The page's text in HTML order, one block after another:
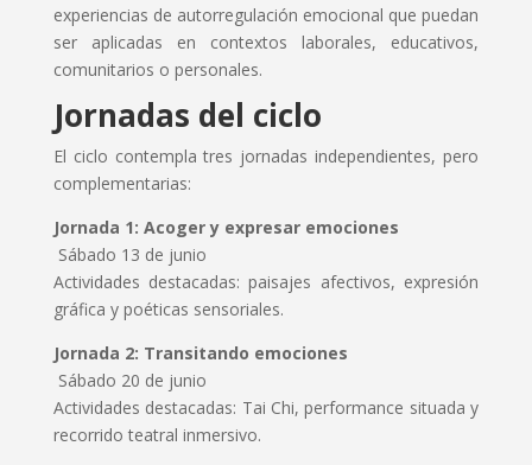
experiencias de autorregulación emocional que puedan
ser aplicadas en contextos laborales, educativos,
comunitarios o personales.
Jornadas del ciclo
El ciclo contempla tres jornadas independientes, pero
complementarias:
Jornada 1: Acoger y expresar emociones
Sábado 13 de junio
Actividades destacadas: paisajes afectivos, expresión
gráfica y poéticas sensoriales.
Jornada 2: Transitando emociones
Sábado 20 de junio
Actividades destacadas: Tai Chi, performance situada y
recorrido teatral inmersivo.